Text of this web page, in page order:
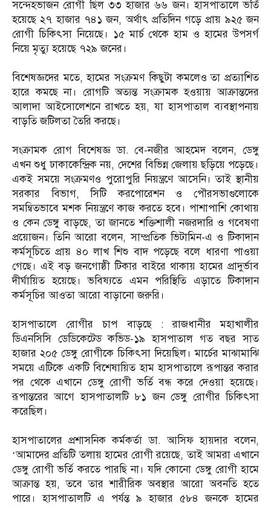
সন্দেহভাজন রোগী ছিল ৩৩ হাজার ৬৬ জন। হাসপাতালে ভর্তি
হয়েছে ২৭ হাজার ৭৪১ জন, অর্থাৎ প্রতিদিন গড়ে প্রায় ৯২৫ জন
রোগী চিকিৎসা নিয়েছে। ১৫ মার্চ থেকে হাম ও হামের উপসর্গ
নিয়ে মৃত্যু হয়েছে ৭২৯ জনের।
বিশেষজ্ঞদের মতে, হামের সংক্রমণ কিছুটা কমলেও তা প্রত্যাশিত
হারে কমছে না। রোগটি অত্যন্ত সংক্রামক হওয়ায় আক্রান্তদের
আলাদা আইসোলেশনে রাখতে হয়, যা হাসপাতাল ব্যবস্থাপনায়
বাড়তি জটিলতা তৈরি করছে।
সংক্রামক রোগ বিশেষজ্ঞ ডা. বে-নজীর আহমেদ বলেন, ডেঙ্গু
এখন শুধু ঢাকাকেন্দ্রিক নয়, দেশের বিভিন্ন জেলায় ছড়িয়ে পড়েছে।
একই সময়ে সংক্রমণও পুরোপুরি নিয়ন্ত্রণে আসেনি। তাই স্থানীয়
সরকার বিভাগ, সিটি করপোরেশন ও পৌরসভাগুলোকে
সমন্বিতভাবে মশক নিয়ন্ত্রণে কাজ করতে হবে। পাশাপাশি কোথায়
ও কেন ডেঙ্গু বাড়ছে, তা জানতে শক্তিশালী নজরদারি ও গবেষণা
প্রয়োজন। তিনি আরো বলেন, সাম্প্রতিক ভিটামিন-এ ও টিকাদান
কর্মসূচিতে প্রায় ৪০ লাখ শিশু বাদ পড়েছে বলে ধারণা পাওয়া
গেছে। এই বড় জনগোষ্ঠী টিকার বাইরে থাকায় হামের প্রাদুর্ভাব
দীর্ঘায়িত হয়েছে। ভবিষ্যতে এমন পরিস্থিতি এড়াতে টিকাদান
কর্মসূচির আওতা আরো বাড়ানো জরুরি।
হাসপাতালে রোগীর চাপ বাড়ছে : রাজধানীর মহাখালীর
ডিএনসিসি ডেডিকেটেড কভিড-১৯ হাসপাতাল গত বছর সাত
হাজার ২০৫ ডেঙ্গু রোগীকে চিকিৎসা দিয়েছিল। মার্চের মাঝামাঝি
সময়ে এটিকে একটি বিশেষায়িত হাম হাসপাতালে রূপান্তর করার
পর থেকে এখানে ডেঙ্গু রোগী ভর্তি বন্ধ করে দেওয়া হয়েছে।
রূপান্তরের আগে হাসপাতালটি ৮১ জন ডেঙ্গু রোগীর চিকিৎসা
করেছিল।
হাসপাতালের প্রশাসনিক কর্মকর্তা ডা. আসিফ হায়দার বলেন,
‘আমাদের প্রতিটি তলায় হামের রোগী রয়েছে, তাই আমরা এখানে
ডেঙ্গু রোগী ভর্তি করতে পারছি না। যদি কোনো ডেঙ্গু রোগী হামে
আক্রান্ত হয়, তবে তার শারীরিক অবস্থার আরো অবনতি হতে
পারে। হাসপাতালটি এ পর্যন্ত ৯ হাজার ৫৮৪ জনকে হামের